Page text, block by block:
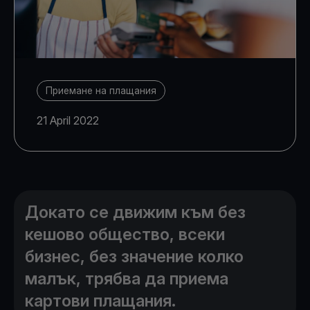
Приемане на плащания
21 April 2022
Докато се движим към без
кешово общество, всеки
бизнес, без значение колко
малък, трябва да приема
картови плащания.